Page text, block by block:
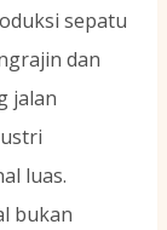
sepatu
dan
jalan
luas.
bukan